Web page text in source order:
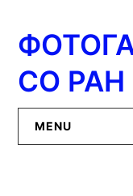
содержимому
СО РАН
MENU